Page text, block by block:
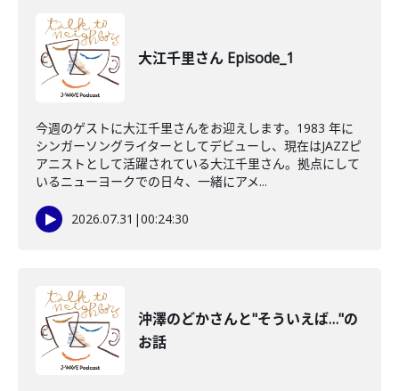
大江千里さん Episode_1
今週のゲストに大江千里さんをお迎えします。1983 年に
シンガーソングライターとしてデビューし、現在はJAZZピ
アニストとして活躍されている大江千里さん。拠点にして
いるニューヨークでの日々、一緒にアメ...
2026.07.31 |00:24:30
沖澤のどかさんと"そういえば…"の
お話